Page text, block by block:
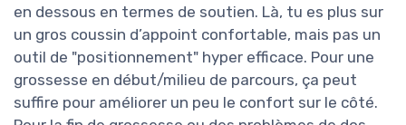
en dessous en termes de soutien. Là, tu es plus sur
un gros coussin d’appoint confortable, mais pas un
outil de "positionnement" hyper efficace. Pour une
grossesse en début/milieu de parcours, ça peut
suffire pour améliorer un peu le confort sur le côté.